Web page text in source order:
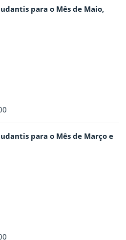
para o Mês de Maio,
para o Mês de Março e